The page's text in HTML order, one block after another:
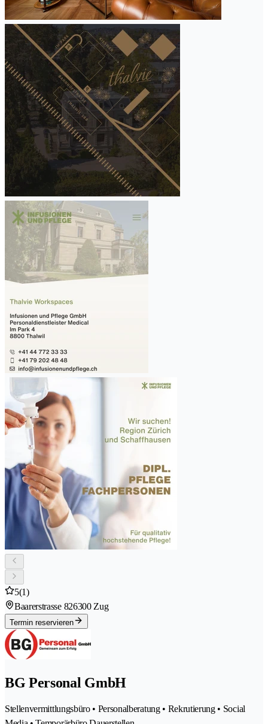
5(1)
Baarerstrasse 826300 Zug
Termin reservieren
BG Personal GmbH
Stellenvermittlungsbüro • Personalberatung • Rekrutierung • Social